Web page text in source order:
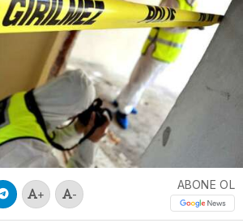
+ -
ABONE OL